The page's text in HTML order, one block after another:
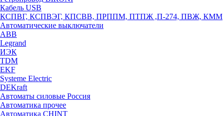
Кабель USB
КСПВГ, КСПВЭГ, КПСВВ, ПРППМ, ПТПЖ ,П-274, ПВЖ, КММ
Автоматические выключатели
ABB
Legrand
ИЭК
TDM
EKF
Systeme Electric
DEKraft
Автоматы силовые Россия
Автоматика прочее
Автоматика CHINT